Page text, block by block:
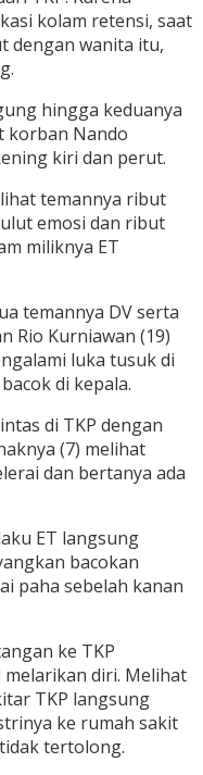
kolam retensi, saat
dengan wanita itu,
hingga keduanya
korban Nando
kiri dan perut.
temannya ribut
emosi dan ribut
miliknya ET
temannya DV serta
Rio Kurniawan (19)
luka tusuk di
di kepala.
di TKP dengan
(7) melihat
dan bertanya ada
ET langsung
bacokan
paha sebelah kanan
ke TKP
diri. Melihat
TKP langsung
ke rumah sakit
tertolong.